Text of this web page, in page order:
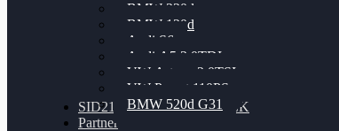
BMW 320d
BMW 120d
Audi S6
Audi A5 3.0TDI
VW Arteon 2.0TSI
VW Passat 110PS
BMW 520d G31
SID212 / 212EVO UNLOCK
Partner